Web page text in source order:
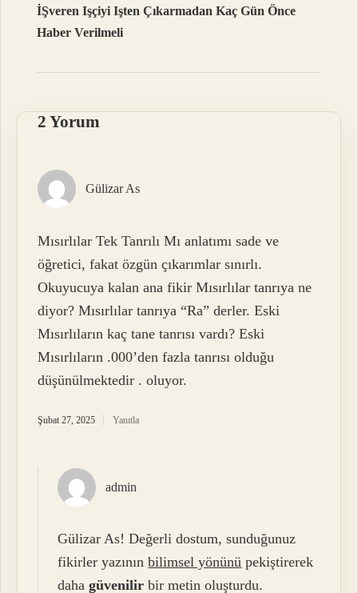
İŞveren Işçiyi Işten Çıkarmadan Kaç Gün Önce
Haber Verilmeli
2 Yorum
Gülizar As
Mısırlılar Tek Tanrılı Mı anlatımı sade ve
öğretici, fakat özgün çıkarımlar sınırlı.
Okuyucuya kalan ana fikir Mısırlılar tanrıya ne
diyor? Mısırlılar tanrıya “Ra” derler. Eski
Mısırlıların kaç tane tanrısı vardı? Eski
Mısırlıların .000’den fazla tanrısı olduğu
düşünülmektedir . oluyor.
Şubat 27, 2025 Yanıtla
admin
Gülizar As! Değerli dostum, sunduğunuz
fikirler yazınınbilimsel yönünü pekiştirerek
dahagüvenilir bir metin oluşturdu.